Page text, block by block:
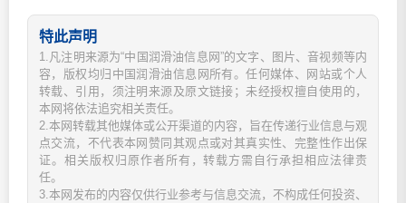
特此声明
1.凡注明来源为“中国润滑油信息网”的文字、图片、音视频等内
容，版权均归中国润滑油信息网所有。任何媒体、网站或个人
转载、引用，须注明来源及原文链接；未经授权擅自使用的，
本网将依法追究相关责任。
2.本网转载其他媒体或公开渠道的内容，旨在传递行业信息与观
点交流，不代表本网赞同其观点或对其真实性、完整性作出保
证。相关版权归原作者所有，转载方需自行承担相应法律责
任。
3.本网发布的内容仅供行业参考与信息交流，不构成任何投资、